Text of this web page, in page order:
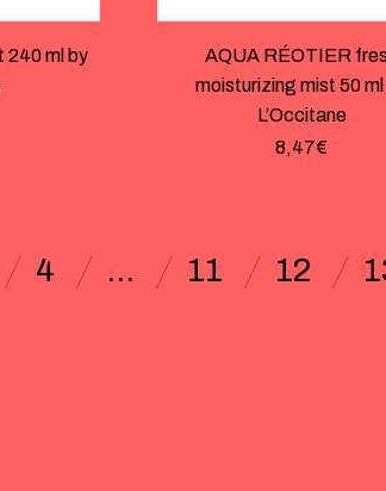
240 ml by
AQUA RÉOTIER
moisturizing mist 50
L’Occitane
8,47€
4 … 11 12